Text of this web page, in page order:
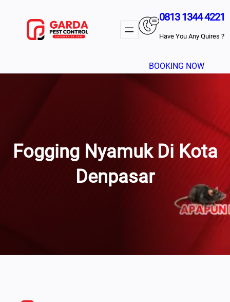
0813 1344 4221
Have You Any Quires ?
BOOKING NOW
Fogging Nyamuk Di Kota
Denpasar